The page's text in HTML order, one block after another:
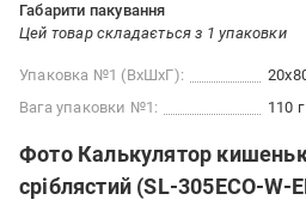
Габарити пакування
Цей товар складається з 1 упаковки
Упаковка №1 (ВхШхГ):
Вага упаковки №1:
110 г
Фото Калькулятор
сріблястий (SL-305ECO-W-